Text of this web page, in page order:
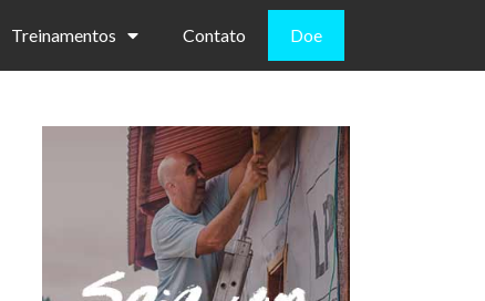
Treinamentos Contato Doe